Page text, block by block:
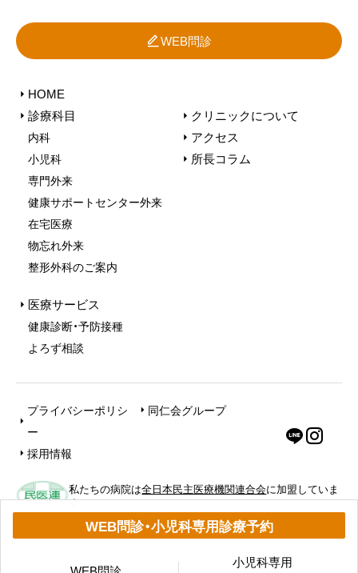
WEB問診
HOME
診療科目
内科
小児科
専門外来
健康サポートセンター外来
在宅医療
物忘れ外来
整形外科のご案内
医療サービス
健康診断・予防接種
よろず相談
クリニックについて
アクセス
所長コラム
プライバシーポリシ
ー
同仁会グループ
採用情報
私たちの病院は全日本民主医療機関連合会に加盟していま
す
© MIMIHARA OTORI CLINICWEB問診・小児科専用診療予約
小児科専用